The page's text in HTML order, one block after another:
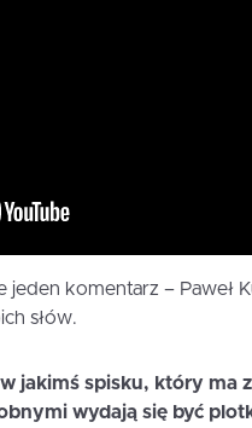
jeden komentarz – Paweł
słów.
jakimś spisku, który ma
wydają się być